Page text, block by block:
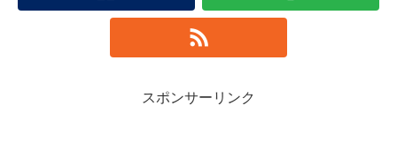
スポンサーリンク